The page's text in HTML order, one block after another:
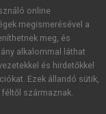
online
megismerésével a
meg, és
alkalommal láthat
és hirdetőkkel
Ezek állandó sütik,
származnak.